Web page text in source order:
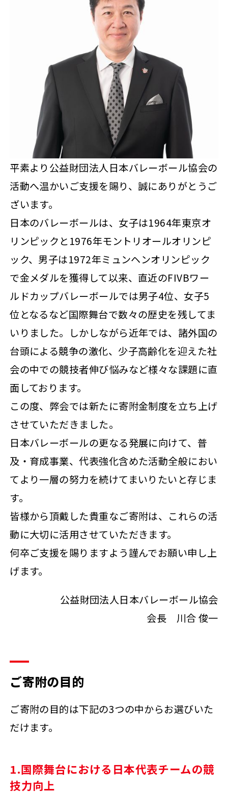
平素より公益財団法人日本バレーボール協会の
活動へ温かいご支援を賜り、誠にありがとうご
ざいます。
日本のバレーボールは、女子は1964年東京オ
リンピックと1976年モントリオールオリンピ
ック、男子は1972年ミュンヘンオリンピック
で金メダルを獲得して以来、直近のFIVBワー
ルドカップバレーボールでは男子4位、女子5
位となるなど国際舞台で数々の歴史を残してま
いりました。しかしながら近年では、諸外国の
台頭による競争の激化、少子高齢化を迎えた社
会の中での競技者伸び悩みなど様々な課題に直
面しております。
この度、弊会では新たに寄附金制度を立ち上げ
させていただきました。
日本バレーボールの更なる発展に向けて、普
及・育成事業、代表強化含めた活動全般におい
てより一層の努力を続けてまいりたいと存じま
す。
皆様から頂戴した貴重なご寄附は、これらの活
動に大切に活用させていただきます。
何卒ご支援を賜りますよう謹んでお願い申し上
げます。
公益財団法人日本バレーボール協会
会長 川合 俊一
ご寄附の目的
ご寄附の目的は下記の3つの中からお選びいた
だけます。
1.国際舞台における日本代表チームの競
技力向上